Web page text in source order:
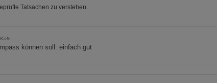
Tatsachen zu verstehen.
können soll: einfach gut